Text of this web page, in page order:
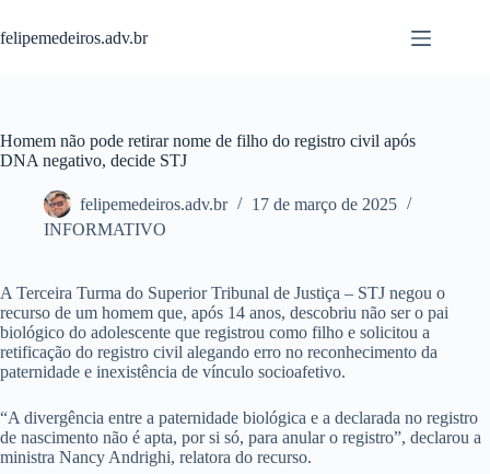
para
o
felipemedeiros.adv.br
Homem não pode retirar nome de filho do registro civil após
DNA negativo, decide STJ
felipemedeiros.adv.br
17 de março de 2025
INFORMATIVO
A Terceira Turma do Superior Tribunal de Justiça – STJ negou o
recurso de um homem que, após 14 anos, descobriu não ser o pai
biológico do adolescente que registrou como filho e solicitou a
retificação do registro civil alegando erro no reconhecimento da
paternidade e inexistência de vínculo socioafetivo.
“A divergência entre a paternidade biológica e a declarada no registro
de nascimento não é apta, por si só, para anular o registro”, declarou a
ministra Nancy Andrighi, relatora do recurso.